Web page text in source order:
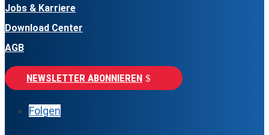
Jobs & Karriere
Download Center
AGB
NEWSLETTER ABONNIEREN
Folgen